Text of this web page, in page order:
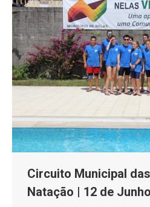
Circuito Municipal
Natação | 12 de